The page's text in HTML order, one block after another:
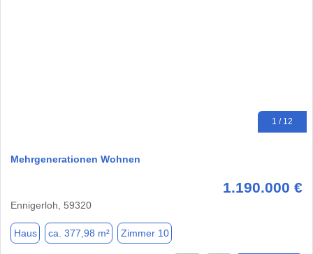
1 / 12
Mehrgenerationen Wohnen
1.190.000 €
Ennigerloh, 59320
Haus ca. 377,98 m² Zimmer 10